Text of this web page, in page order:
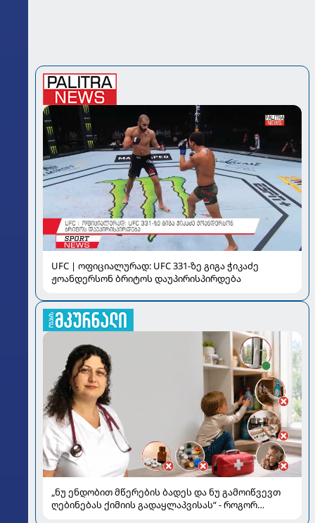
UFC | ოფიციალურად: UFC 331-ზე გიგა ჭიკაძე
ჟოანდერსონ ბრიტოს დაუპირისპირდება
„ნუ ენდობით მწერების ბადეს და ნუ გამოიწვევთ
ღებინებას ქიმიის გადაყლაპვისას“ - როგორ